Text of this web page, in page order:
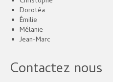
Dorotéa
Émilie
Mélanie
Jean-Marc
Contactez nous